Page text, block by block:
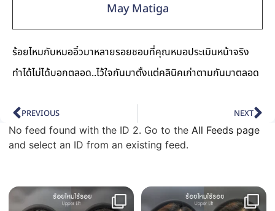
May Matiga
ร้อยไหมกับหมออิ๋วมาหลายรอยชอบที่คุณหมอประเมินหน้าจริง
ทำได้ไม่ได้บอกตลอด..ไว้ใจกันมาตั้งแต่คลินิคเก่าตามกันมาตลอด
PREVIOUS
NEXT
No feed found with the ID 2. Go to the All Feeds page
and select an ID from an existing feed.
ร้อนไร้รอย ร้อยไหมไร้รอย